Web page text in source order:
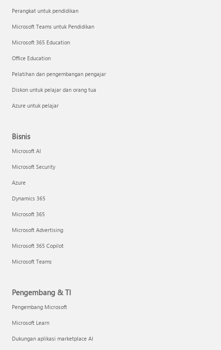
Perangkat untuk pendidikan
Microsoft Teams untuk Pendidikan
Microsoft 365 Education
Office Education
Pelatihan dan pengembangan pengajar
Diskon untuk pelajar dan orang tua
Azure untuk pelajar
Bisnis
Microsoft AI
Microsoft Security
Azure
Dynamics 365
Microsoft 365
Microsoft Advertising
Microsoft 365 Copilot
Microsoft Teams
Pengembang & TI
Pengembang Microsoft
Microsoft Learn
Dukungan aplikasi marketplace AI